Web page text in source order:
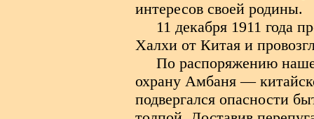
интересов своей родины.
11 декабря 1911 года
Халхи от Китая и
По распоряжению
охрану Амбаня —
подвергался опасности